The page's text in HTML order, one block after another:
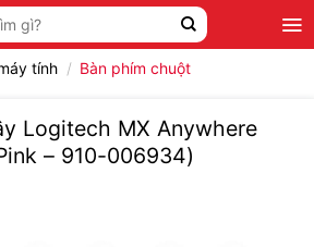
tính / Bàn phím chuột
Logitech MX Anywhere
– 910-006934)